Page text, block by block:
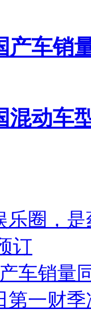
产车销
混动车
乐圈，
订
车销量
第一财